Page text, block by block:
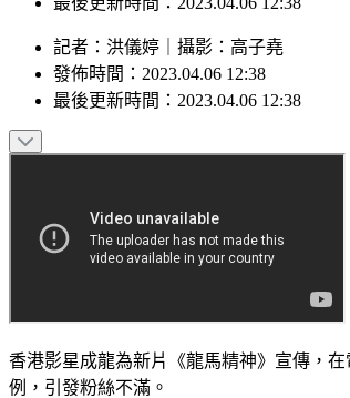
記者 ： 洪儀婷 攝影 ： 高子堯
發佈時間： 2023.04.06 12:38
最後更新時間： 2023.04.06 12:38
香港影星成龍為新片《龍馬精神》宣傳，
例，引發粉絲不滿。